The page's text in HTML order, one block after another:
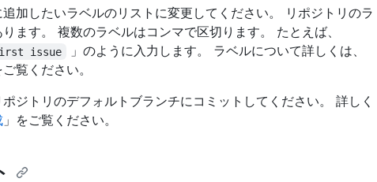
加したいラベルのリストに変更してください。 リポジトリのラ
ます。 複数のラベルはコンマで区切ります。 たとえば、
issue
」のように入力します。 ラベルについて詳しくは、
ご覧ください。
ジトリのデフォルトブランチにコミットしてください。 詳しく
」をご覧ください。